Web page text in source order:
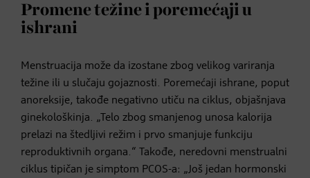
Promene težine i poremećaji u
ishrani
Menstruacija može da izostane zbog velikog variranja
težine ili u slučaju gojaznosti. Poremećaji ishrane, poput
anoreksije, takođe negativno utiču na ciklus, objašnjava
ginekološkinja. „Telo zbog smanjenog unosa kalorija
prelazi na štedljivi režim i prvo smanjuje funkciju
reproduktivnih organa.“ Takođe, neredovni menstrualni
ciklus tipičan je simptom PCOS-a: „Još jedan hormonski